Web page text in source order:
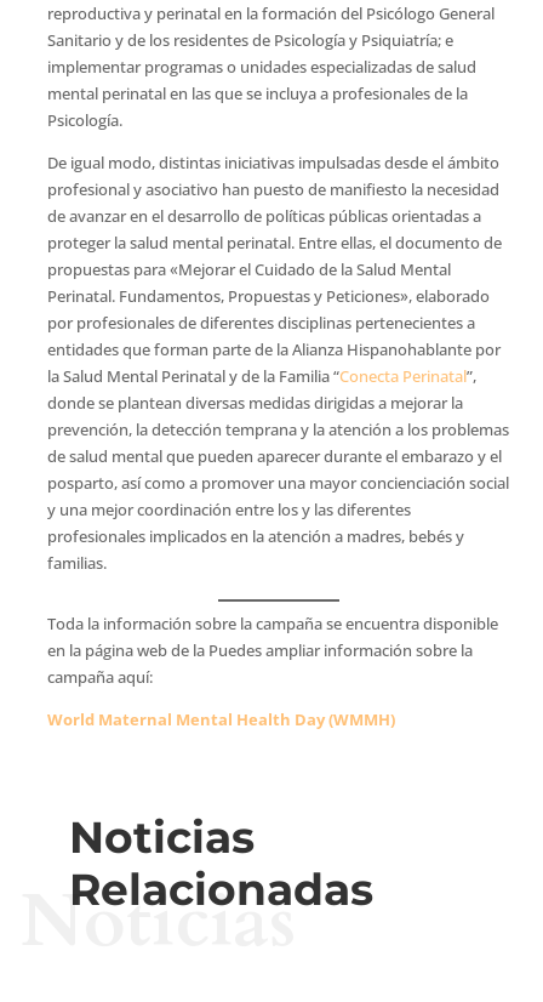
reproductiva y perinatal en la formación del Psicólogo General
Sanitario y de los residentes de Psicología y Psiquiatría; e
implementar programas o unidades especializadas de salud
mental perinatal en las que se incluya a profesionales de la
Psicología.
De igual modo, distintas iniciativas impulsadas desde el ámbito
profesional y asociativo han puesto de manifiesto la necesidad
de avanzar en el desarrollo de políticas públicas orientadas a
proteger la salud mental perinatal. Entre ellas, el documento de
propuestas para «Mejorar el Cuidado de la Salud Mental
Perinatal. Fundamentos, Propuestas y Peticiones», elaborado
por profesionales de diferentes disciplinas pertenecientes a
entidades que forman parte de la Alianza Hispanohablante por
la Salud Mental Perinatal y de la Familia “Conecta Perinatal”,
donde se plantean diversas medidas dirigidas a mejorar la
prevención, la detección temprana y la atención a los problemas
de salud mental que pueden aparecer durante el embarazo y el
posparto, así como a promover una mayor concienciación social
y una mejor coordinación entre los y las diferentes
profesionales implicados en la atención a madres, bebés y
familias.
Toda la información sobre la campaña se encuentra disponible
en la página web de la Puedes ampliar información sobre la
campaña aquí:
World Maternal Mental Health Day (WMMH)
Noticias
Relacionadas
Noticias